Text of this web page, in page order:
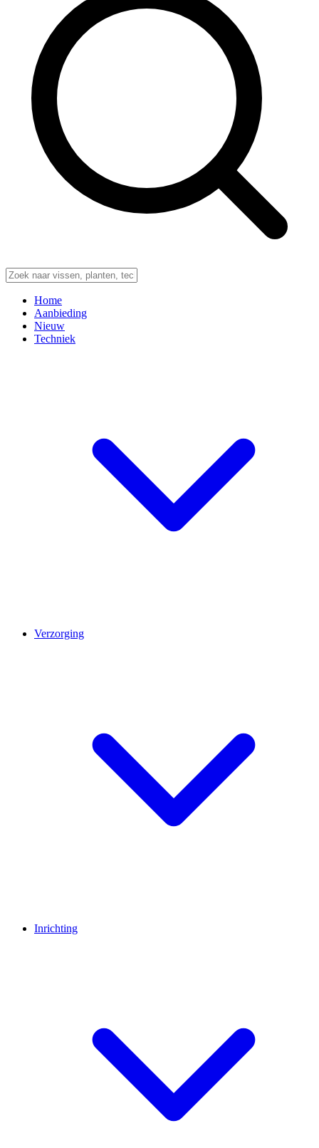
Home
Aanbieding
Nieuw
Techniek
Verzorging
Inrichting